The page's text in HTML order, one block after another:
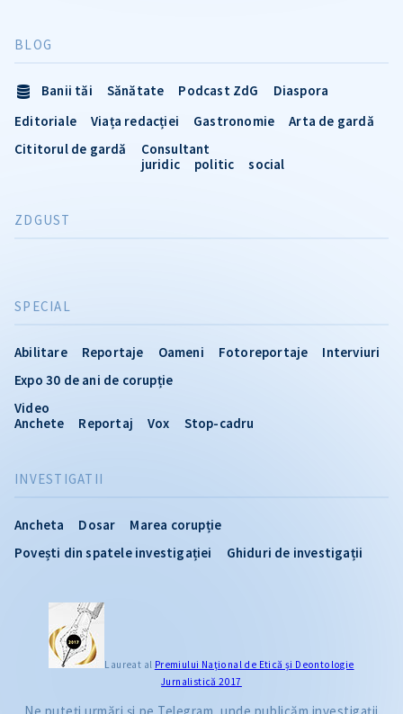
INVESTIGATII
Ancheta Dosar
Marea corupție
Povești din spatele investigației
Ghiduri de investigații
SPECIAL
Abilitare Reportaje Oameni Fotoreportaje
Interviuri
Expo 30 de ani de corupție
Video
Anchete
Reportaj Vox Stop-cadru
BLOG
Banii tăi Sănătate Podcast ZdG
Diaspora
Editoriale
Viața redacției Gastronomie
Arta de gardă
Cititorul de gardă
Consultant
juridic
politic social
ZDGUST
Laureat al Premiului Naţional de Etică și Deontologie
Jurnalistică 2017